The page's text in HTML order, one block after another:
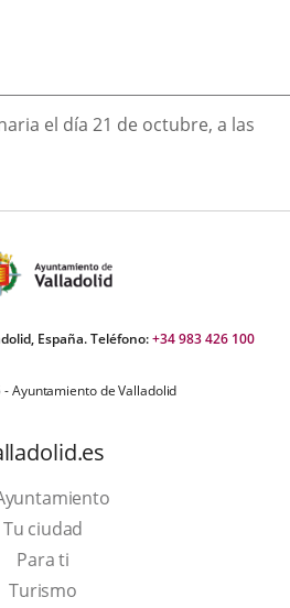
externa.externa.
el día 21 de octubre, a las
España. Teléfono:+34 983 426 100
Ayuntamiento de Valladolid
Tu ciudad
Para ti
TurismoThis